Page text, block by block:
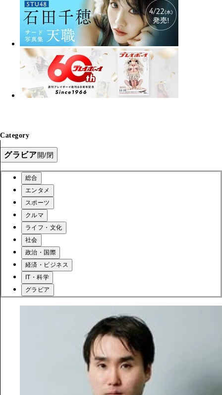
Category
グラビア開/閉
総合
エンタメ
スポーツ
クルマ
ライフ・文化
社会
政治・国際
経済・ビジネス
IT・科学
グラビア